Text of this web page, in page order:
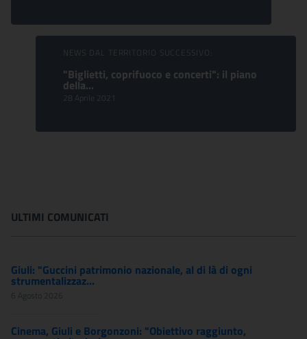
NEWS DAL TERRITORIO SUCCESSIVO:
"Biglietti, coprifuoco e concerti": il piano
della...
28 Aprile 2021
ULTIMI COMUNICATI
Giuli: "Guccini patrimonio nazionale, al di là di ogni
strumentalizzaz...
6 Agosto 2026
Cinema, Giuli e Borgonzoni: "Obiettivo raggiunto,